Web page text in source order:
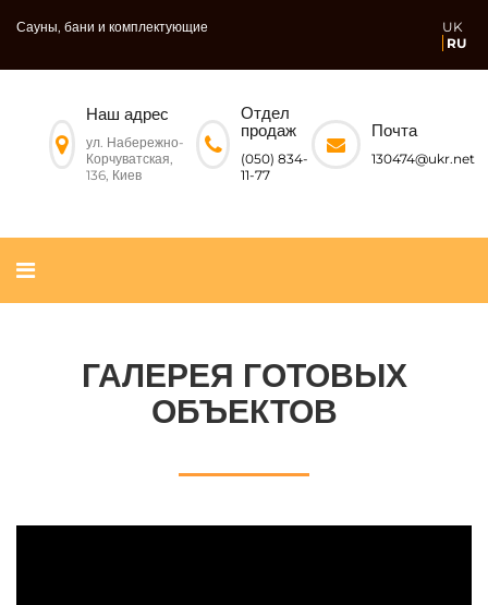
Сауны, бани и комплектующие
UK
RU
Наш адрес
ул. Набережно-
Корчуватская,
136, Киев
Отдел
продаж
(050) 834-
11-77
Почта
130474@ukr.net
ГАЛЕРЕЯ ГОТОВЫХ
ОБЪЕКТОВ